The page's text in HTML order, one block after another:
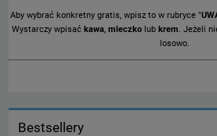
Aby wybrać konkretny gratis, wpisz to w rubryce "
Wystarczy wpisać kawa, mleczko lub krem. Jeżeli
losowo.
Bestsellery